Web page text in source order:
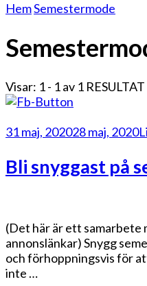
HemSemestermode
Visar: 1 - 1 av 1 RESULTAT
31 maj, 202028 maj, 2020
Bli snyggast på
(Det här är ett samarbete
annonslänkar) Snygg
och förhoppningsvis för
inte …